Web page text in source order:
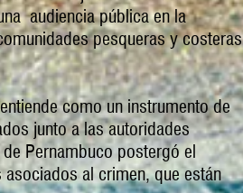
audiencia pública en la
pesqueras y costeras
como un instrumento de
junto a las autoridades
Pernambuco postergó el
al crimen, que están